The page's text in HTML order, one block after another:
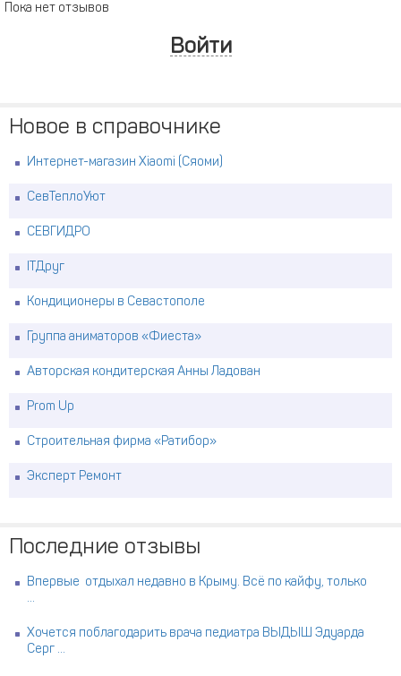
Пока нет отзывов
Войти
Новое в справочнике
Интернет-магазин Xiaomi (Сяоми)
СевТеплоУют
СЕВГИДРО
ITДруг
Кондиционеры в Севастополе
Группа аниматоров «Фиеста»
Авторская кондитерская Анны Ладован
Prom Up
Строительная фирма «Ратибор»
Эксперт Ремонт
Последние отзывы
Впервые отдыхал недавно в Крыму. Всё по кайфу, только
...
Хочется поблагодарить врача педиатра ВЫДЫШ Эдуарда
Серг ...